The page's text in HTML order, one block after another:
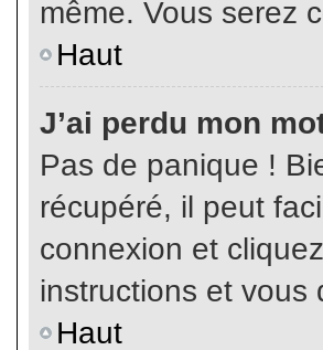
même. Vous serez
Haut
J’ai perdu mon
Pas de panique !
récupéré, il peut
connexion et
instructions et vous
Haut